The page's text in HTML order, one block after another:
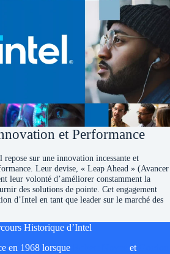
et Performance
sur une innovation incessante et
Leur devise, « Leap Ahead » (Avancer
leur volonté d’améliorer constamment la
des solutions de pointe. Cet engagement
d’Intel en tant que leader sur le marché des
Historique d’Intel​
en 1968 lorsque
et